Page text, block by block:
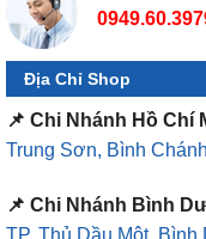
Địa Chỉ Shop
📌 Chi Nhánh Hồ Chí
Trung Sơn, Bình
📌 Chi Nhánh Bình
TP. Thủ Dầu Một, Bình